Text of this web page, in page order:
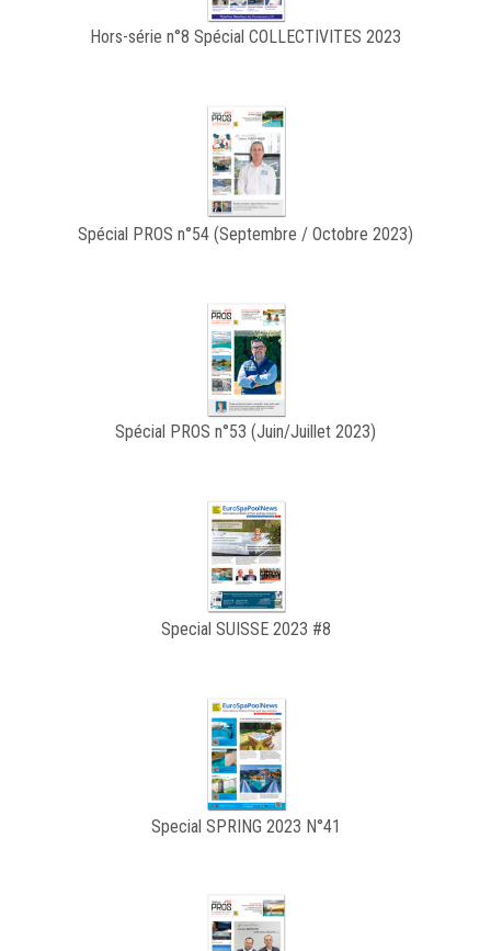
Hors-série n°8 Spécial COLLECTIVITES 2023
Spécial PROS n°54 (Septembre / Octobre 2023)
Spécial PROS n°53 (Juin/Juillet 2023)
Special SUISSE 2023 #8
Special SPRING 2023 N°41